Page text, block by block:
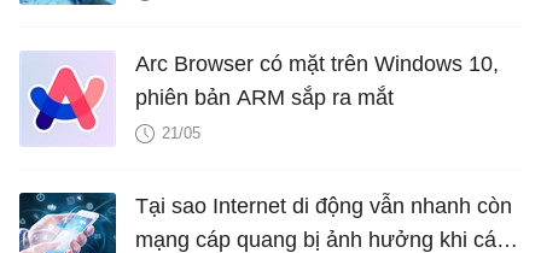
Arc Browser có mặt trên Windows 10,
phiên bản ARM sắp ra mắt
21/05
Tại sao Internet di động vẫn nhanh còn
mạng cáp quang bị ảnh hưởng khi cáp